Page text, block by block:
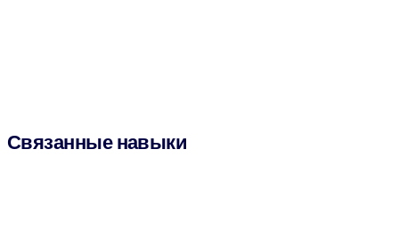
Связанные навыки